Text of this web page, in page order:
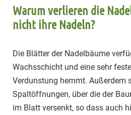
Warum verlieren die
nicht ihre Nadeln?
Die Blätter der Nadelbäume
Wachsschicht und eine sehr
Verdunstung hemmt. Außerdem
Spaltöffnungen, über die der
im Blatt versenkt, so dass auch